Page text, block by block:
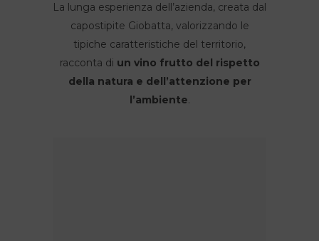
La lunga esperienza dell’azienda, creata dal
capostipite Giobatta, valorizzando le
tipiche caratteristiche del territorio,
racconta di un vino frutto del rispetto
della natura e dell’attenzione per
l’ambiente.